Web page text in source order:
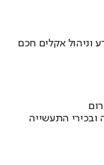
וניהול אקלים חכם
התעשייה